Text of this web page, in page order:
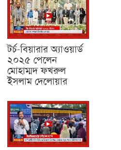
টর্চ-বিয়ারার অ্যাওয়ার্ড
২০২৫ পেলেন
মোহাম্মদ ফখরুল
ইসলাম দেলোয়ার